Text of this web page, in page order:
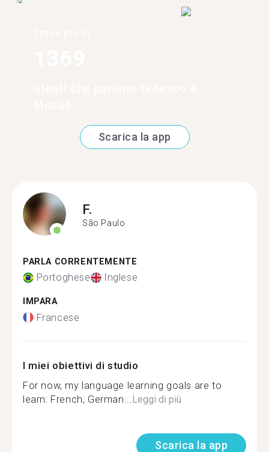
Scarica la app
F.
São Paulo
PARLA CORRENTEMENTE
Portoghese Inglese
IMPARA
Francese
I miei obiettivi di studio
For now, my language learning goals are to
learn: French, German... Leggi di più
Scarica la app